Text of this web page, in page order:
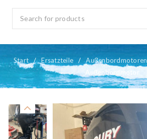
Start / Ersatzteile / Außenbordmotoren
Außenbordmotor